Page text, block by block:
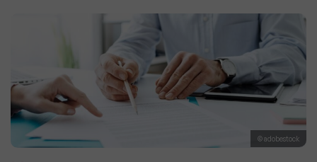
© adobestock